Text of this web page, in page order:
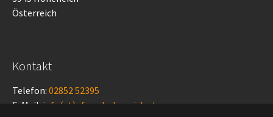
Österreich
Kontakt
Telefon: 02852 52395
E-Mail: info(at)pfarrehoheneich.at